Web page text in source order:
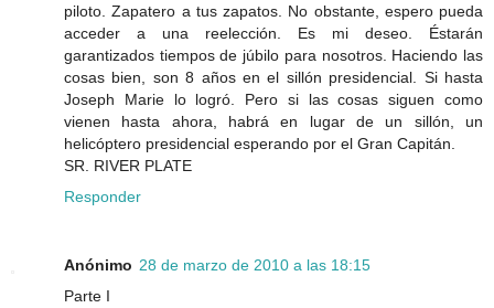
piloto. Zapatero a tus zapatos. No obstante, espero pueda
acceder a una reelección. Es mi deseo. Éstarán
garantizados tiempos de júbilo para nosotros. Haciendo las
cosas bien, son 8 años en el sillón presidencial. Si hasta
Joseph Marie lo logró. Pero si las cosas siguen como
vienen hasta ahora, habrá en lugar de un sillón, un
helicóptero presidencial esperando por el Gran Capitán.
SR. RIVER PLATE
Responder
Anónimo 28 de marzo de 2010 a las 18:15
Parte I